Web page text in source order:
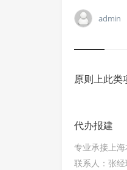
admin
原则上此类
代办报建
专业承接上海
联系人：张经